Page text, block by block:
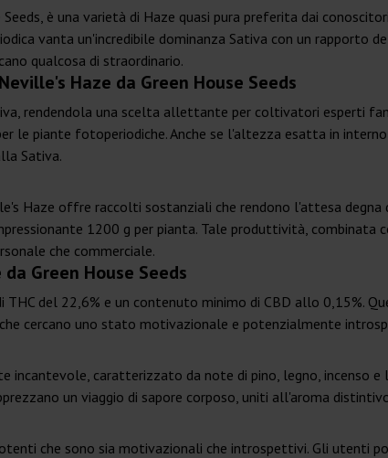
è una varietà di Haze quasi pura preferita dai
vanta un'incredibile dominanza Sativa con un rapporto
qualcosa di straordinario.
Haze da Green House Seeds
rendendola una scelta allettante per coltivatori esperti
le piante fotoperiodiche. Anche se l'altezza esatta in
Sativa.
Haze offre raccolti sostanziali che rendono l'attesa degna
1200 g per pianta. Tale produttività,
che commerciale.
Green House Seeds
del 22,6% e un contenuto minimo di CBD allo 0,15%.
cercano uno stato motivazionale e potenzialmente
caratterizzato da note di pino, legno, incenso
un viaggio di sapore corposo, uniti all'aroma
che sono sia motivazionali che introspettivi. Gli utenti